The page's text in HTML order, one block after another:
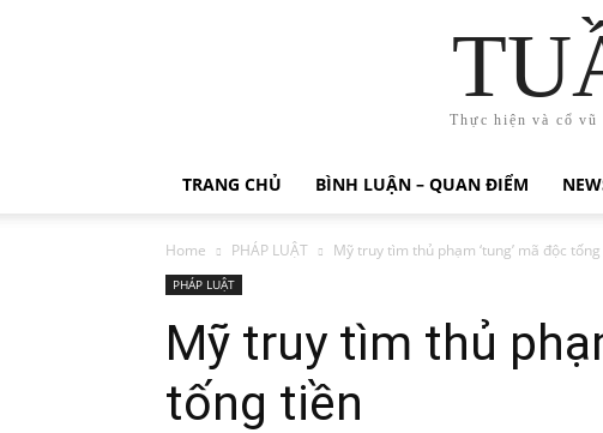
Thực hiện và cổ
TRANG CHỦ BÌNH LUẬN – QUAN ĐIỂM
Home PHÁP LUẬT Mỹ truy tìm thủ phạm ‘tung’ mã độc
PHÁP LUẬT
Mỹ truy tìm thủ
tống tiền